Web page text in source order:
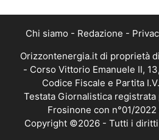
Chi siamo - Redazione -
Orizzontenergia.it di proprietà
- Corso Vittorio Emanuele II,
Codice Fiscale e Partita
Testata Giornalistica
Frosinone con n°01/
Copyright ©2026 - Tutti i